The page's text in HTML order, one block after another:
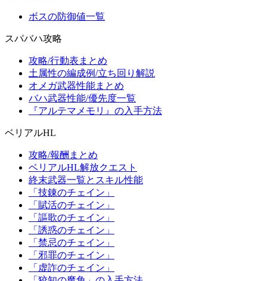
ボスの防御値一覧
スパバハ攻略
攻略/行動表まとめ
土属性の編成例/立ち回り解説
オメガ武器性能まとめ
バハ武器性能/優先度一覧
『アルテマメモリ』の入手方法
ベリアルHL
攻略/報酬まとめ
ベリアルHL解放クエスト
終末武器一覧とスキル性能
「技錬のチェイン」
「賦活のチェイン」
「謳歌のチェイン」
「誘惑のチェイン」
「禁忌のチェイン」
「邪罪のチェイン」
「虚詐のチェイン」